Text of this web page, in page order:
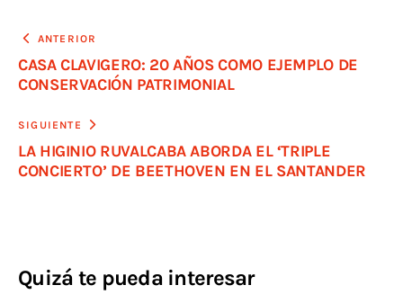
ANTERIOR
CASA CLAVIGERO: 20 AÑOS COMO EJEMPLO DE
CONSERVACIÓN PATRIMONIAL
SIGUIENTE
LA HIGINIO RUVALCABA ABORDA EL ‘TRIPLE
CONCIERTO’ DE BEETHOVEN EN EL SANTANDER
Quizá te pueda interesar